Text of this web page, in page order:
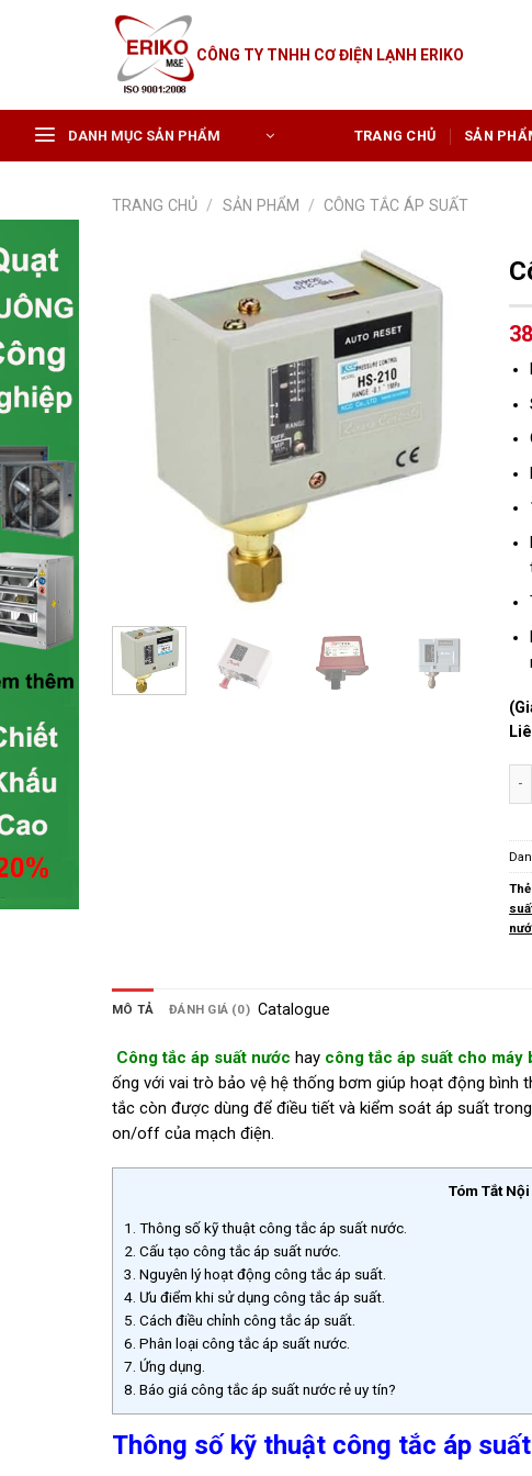
CÔNG TY TNHH CƠ ĐIỆN LẠNH ERIKO
DANH MỤC SẢN PHẨM TRANG CHỦ SẢN
TRANG CHỦ / SẢN PHẨM / CÔNG TẮC ÁP SUẤT
MÔ TẢ ĐÁNH GIÁ (0) Catalogue
Công tắc áp suất nước hay công tắc áp suất cho máy
ống với vai trò bảo vệ hệ thống bơm giúp hoạt động bình
tắc còn được dùng để điều tiết và kiểm soát áp suất
on/off của mạch điện.
Tóm Tắt
1. Thông số kỹ thuật công tắc áp suất nước.
2. Cấu tạo công tắc áp suất nước.
3. Nguyên lý hoạt động công tắc áp suất.
4. Ưu điểm khi sử dụng công tắc áp suất.
5. Cách điều chỉnh công tắc áp suất.
6. Phân loại công tắc áp suất nước.
7. Ứng dụng.
8. Báo giá công tắc áp suất nước rẻ uy tín?
Thông số kỹ thuật công tắc áp